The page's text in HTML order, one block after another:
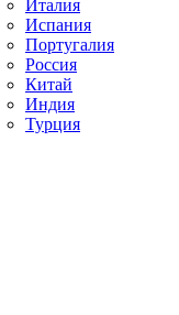
Италия
Испания
Португалия
Россия
Китай
Индия
Турция